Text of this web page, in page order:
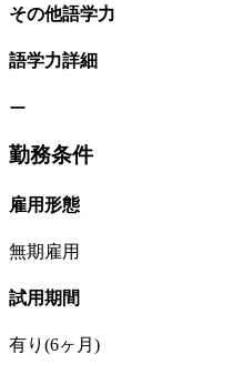
その他語学力
語学力詳細
ー
勤務条件
雇用形態
無期雇用
試用期間
有り(6ヶ月)